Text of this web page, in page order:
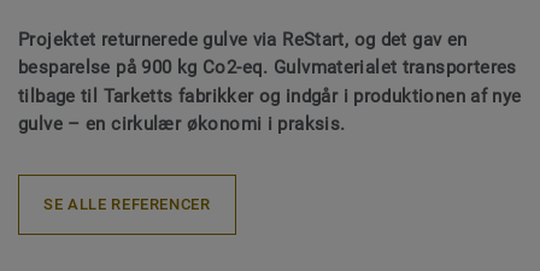
Projektet returnerede gulve via ReStart, og det gav en
besparelse på 900 kg Co2-eq. Gulvmaterialet transporteres
tilbage til Tarketts fabrikker og indgår i produktionen af nye
gulve – en cirkulær økonomi i praksis.
SE ALLE REFERENCER